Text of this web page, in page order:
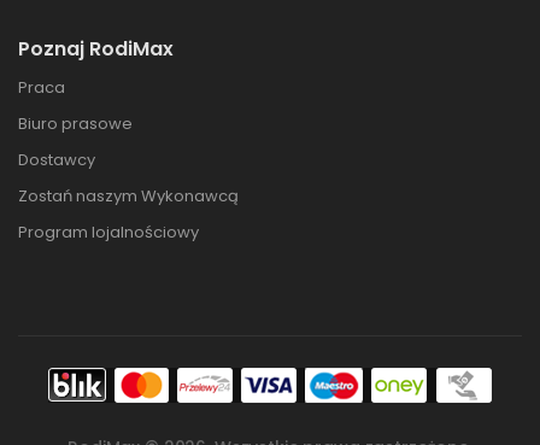
Poznaj RodiMax
Praca
Biuro prasowe
Dostawcy
Zostań naszym Wykonawcą
Program lojalnościowy